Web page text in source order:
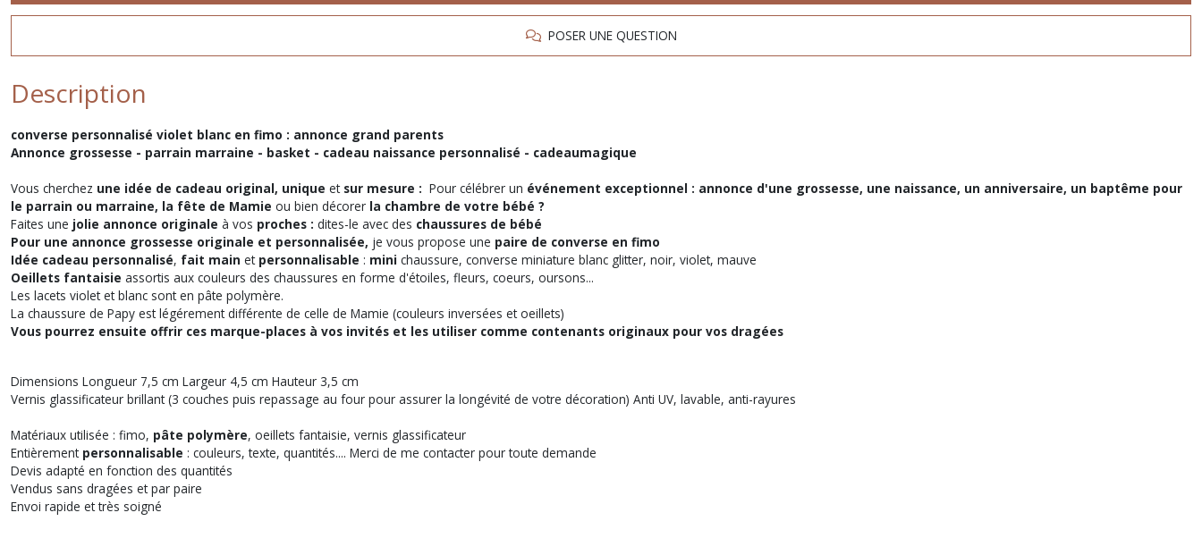
POSER UNE QUESTION
Description
converse personnalisé violet blanc en fimo : annonce grand parents
Annonce grossesse - parrain marraine - basket - cadeau naissance personnalisé - cadeaumagique
Vous cherchez une idée de cadeau original, unique etsur mesure : Pour célébrer un événement exceptionnel : annonce d'une grossesse, une naissance, un anniversaire, un baptême pour
le parrain ou marraine, la fête de Mamie ou bien décorer la chambre de votre bébé ?
Faites une jolie annonce originale à vos proches : dites-le avec des chaussures de bébé
Pour une annonce grossesse originale et personnalisée, je vous propose une paire de converse en fimo
Idée cadeau personnalisé, fait main et personnalisable : mini chaussure, converse miniature blanc glitter, noir, violet, mauve
Oeillets fantaisie assortis aux couleurs des chaussures en forme d'étoiles, fleurs, coeurs, oursons...
Les lacets violet et blanc sont en pâte polymère.
La chaussure de Papy est légérement différente de celle de Mamie (couleurs inversées et oeillets)
Vous pourrez ensuite offrir ces marque-places à vos invités et les utiliser comme contenants originaux pour vos dragées
Dimensions Longueur 7,5 cm Largeur 4,5 cm Hauteur 3,5 cm
Vernis glassificateur brillant (3 couches puis repassage au four pour assurer la longévité de votre décoration) Anti UV, lavable, anti-rayures
Matériaux utilisée : fimo, pâte polymère, oeillets fantaisie, vernis glassificateur
Entièrement personnalisable : couleurs, texte, quantités.... Merci de me contacter pour toute demande
Devis adapté en fonction des quantités
Vendus sans dragées et par paire
Envoi rapide et très soigné